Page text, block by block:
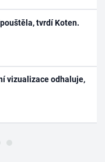
tvrdí Koten.
vizualizace odhaluje,